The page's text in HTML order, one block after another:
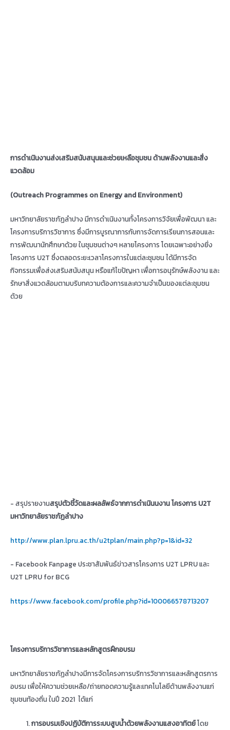
การดำเนินงานส่งเสริมสนับสนุนและช่วยเหลือชุมชน ด้านพลังงานและสิ่ง
แวดล้อม
(Outreach Programmes on Energy and Environment)
มหาวิทยาลัยราชภัฏลำปาง มีการดำเนินงานทั้งโครงการวิจัยเพื่อพัฒนา และ
โครงการบริการวิชาการ ซึ่งมีการบูรณาการกับการจัดการเรียนการสอนและ
การพัฒนานักศึกษาด้วย ในชุมชนต่างๆ หลายโครงการ โดยเฉพาะอย่างยิ่ง
โครงการ U2T ซึ่งตลอดระยะเวลาโครงการในแต่ละชุมชน ได้มีการจัด
กิจกรรมเพื่อส่งเสริมสนับสนุน หรือแก้ไขปัญหา เพื่อการอนุรักษ์พลังงาน และ
รักษาสิ่งแวดล้อมตามบริบทความต้องการและความจำเป็นของแต่ละชุมชน
ด้วย
- สรุปรายงานสรุปตัวชี้วัดและผลลัพธ์จากการดำเนินนงาน โครงการ U2T
มหาวิทยาลัยราชภัฏลำปาง
http://www.plan.lpru.ac.th/u2tplan/main.php?p=1&id=32
- Facebook Fanpage ประชาสัมพันธ์ข่าวสารโครงการ U2T LPRU และ
U2T LPRU for BCG
https://www.facebook.com/profile.php?id=100066578713207
โครงการบริการวิชาการและหลักสูตรฝึกอบรม
มหาวิทยาลัยราชภัฏลำปางมีการจัดโครงการบริการวิชาการและหลักสูตรการ
อบรม เพื่อให้ความช่วยเหลือ/ถ่ายทอดความรู้และเทคโนโลยีด้านพลังงานแก่
ชุมชนท้องถิ่น ในปี 2021 ได้แก่
การอบรมเชิงปฏิบัติการระบบสูบน้ำด้วยพลังงานแสงอาทิตย์โดย